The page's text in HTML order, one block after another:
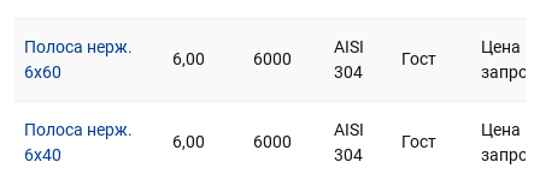
Полоса нерж.
6х60
6,00 6000
AISI
304
Гост
Цена
Полоса нерж.
6х40
6,00 6000
AISI
304
Гост
Цена